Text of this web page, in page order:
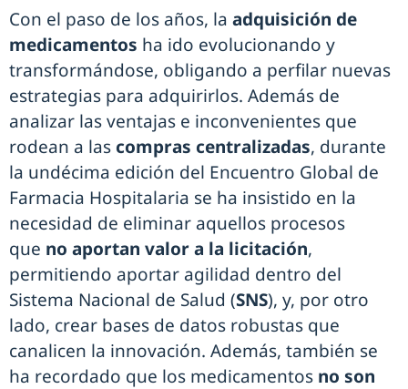
Con el paso de los años, la adquisición de
medicamentos ha ido evolucionando y
transformándose, obligando a perfilar nuevas
estrategias para adquirirlos. Además de
analizar las ventajas e inconvenientes que
rodean a las compras centralizadas, durante
la undécima edición del Encuentro Global de
Farmacia Hospitalaria se ha insistido en la
necesidad de eliminar aquellos procesos
que no aportan valor a la licitación,
permitiendo aportar agilidad dentro del
Sistema Nacional de Salud (SNS), y, por otro
lado, crear bases de datos robustas que
canalicen la innovación. Además, también se
ha recordado que los medicamentos no son